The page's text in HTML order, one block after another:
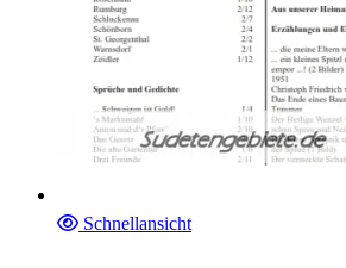
Schnellansicht